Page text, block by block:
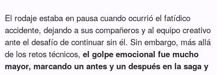
El rodaje estaba en pausa cuando ocurrió el fatídico
accidente, dejando a sus compañeros y al equipo creativo
ante el desafío de continuar sin él. Sin embargo, más allá
de los retos técnicos,el golpe emocional fue mucho
mayor, marcando un antes y un después en la saga y